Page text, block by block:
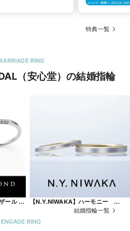
特典一覧
RING
（安心堂）の結婚指輪
ール ダ
【N.Y.NIWAKA】ハーモニー
結婚指輪一覧
ENGAGE RING